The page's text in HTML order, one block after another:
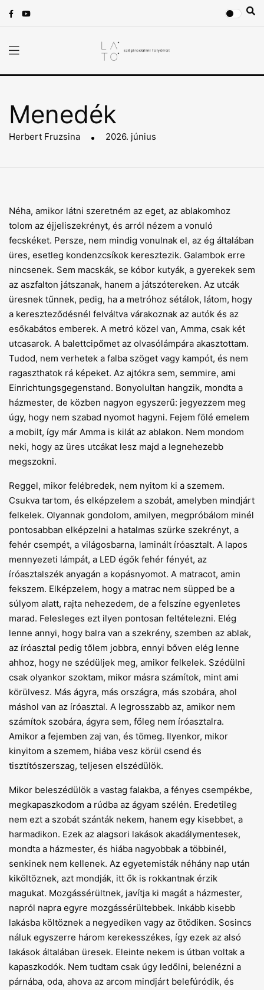
Menedék
Herbert Fruzsina 2026. június
Néha, amikor látni szeretném az eget, az ablakomhoz
tolom az éjjeliszekrényt, és arról nézem a vonuló
fecskéket. Persze, nem mindig vonulnak el, az ég általában
üres, esetleg kondenzcsíkok keresztezik. Galambok erre
nincsenek. Sem macskák, se kóbor kutyák, a gyerekek sem
az aszfalton játszanak, hanem a játszótereken. Az utcák
üresnek tűnnek, pedig, ha a metróhoz sétálok, látom, hogy
a kereszteződésnél felváltva várakoznak az autók és az
esőkabátos emberek. A metró közel van, Amma, csak két
utcasarok. A balettcipőmet az olvasólámpára akasztottam.
Tudod, nem verhetek a falba szöget vagy kampót, és nem
ragaszthatok rá képeket. Az ajtókra sem, semmire, ami
Einrichtungsgegenstand. Bonyolultan hangzik, mondta a
házmester, de közben nagyon egyszerű: jegyezzem meg
úgy, hogy nem szabad nyomot hagyni. Fejem fölé emelem
a mobilt, így már Amma is kilát az ablakon. Nem mondom
neki, hogy az üres utcákat lesz majd a legnehezebb
megszokni.
Reggel, mikor felébredek, nem nyitom ki a szemem.
Csukva tartom, és elképzelem a szobát, amelyben mindjárt
felkelek. Olyannak gondolom, amilyen, megpróbálom minél
pontosabban elképzelni a hatalmas szürke szekrényt, a
fehér csempét, a világosbarna, laminált íróasztalt. A lapos
mennyezeti lámpát, a LED égők fehér fényét, az
íróasztalszék anyagán a kopásnyomot. A matracot, amin
fekszem. Elképzelem, hogy a matrac nem süpped be a
súlyom alatt, rajta nehezedem, de a felszíne egyenletes
marad. Felesleges ezt ilyen pontosan feltételezni. Elég
lenne annyi, hogy balra van a szekrény, szemben az ablak,
az íróasztal pedig tőlem jobbra, ennyi bőven elég lenne
ahhoz, hogy ne szédüljek meg, amikor felkelek. Szédülni
csak olyankor szoktam, mikor másra számítok, mint ami
körülvesz. Más ágyra, más országra, más szobára, ahol
máshol van az íróasztal. A legrosszabb az, amikor nem
számítok szobára, ágyra sem, főleg nem íróasztalra.
Amikor a fejemben zaj van, és tömeg. Ilyenkor, mikor
kinyitom a szemem, hiába vesz körül csend és
tisztítószerszag, teljesen elszédülök.
Mikor beleszédülök a vastag falakba, a fényes csempékbe,
megkapaszkodom a rúdba az ágyam szélén. Eredetileg
nem ezt a szobát szánták nekem, hanem egy kisebbet, a
harmadikon. Ezek az alagsori lakások akadálymentesek,
mondta a házmester, és hiába nagyobbak a többinél,
senkinek nem kellenek. Az egyetemisták néhány nap után
kiköltöznek, azt mondják, itt ők is rokkantnak érzik
magukat. Mozgássérültnek, javítja ki magát a házmester,
napról napra egyre mozgássérültebbek. Inkább kisebb
lakásba költöznek a negyediken vagy az ötödiken. Sosincs
náluk egyszerre három kerekesszékes, így ezek az alsó
lakások általában üresek. Eleinte nekem is útban voltak a
kapaszkodók. Nem tudtam csak úgy ledőlni, belenézni a
párnába, oda, ahova az arcom mindjárt belefúródik, és